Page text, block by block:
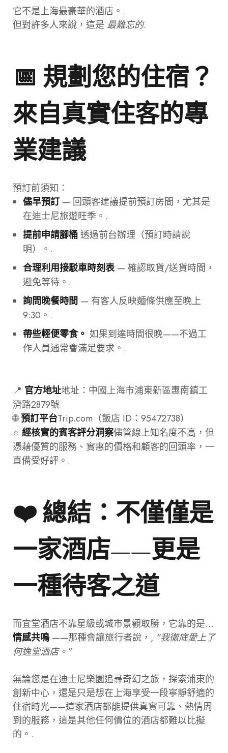
它不是上海最豪華的酒店。.
但對許多人來說，這是 最難忘的.
📅 規劃您的住宿？
來自真實住客的專
業建議
預訂前須知：
儘早預訂— 回頭客建議提前預訂房間，尤其是
在迪士尼旅遊旺季。.
提前申請腳桶透過前台辦理（預訂時請說
明）。.
合理利用接駁車時刻表— 確認取貨/送貨時間，
避免等待。.
詢問晚餐時間 — 有客人反映麵條供應至晚上
9:30。.
帶些輕便零食。 如果到達時間很晚——不過工
作人員通常會滿足要求。.
📍 官方地址地址：中國上海市浦東新區惠南鎮工
濟路2879號
🌐預訂平台Trip.com（飯店 ID：95472738）
⭐ 經核實的賓客評分洞察儘管線上知名度不高，但
憑藉優質的服務、實惠的價格和顧客的回頭率，一
直備受好評。.
❤️ 總結：不僅僅是
一家酒店——更是
一種待客之道
而宜堂酒店不靠星級或城市景觀取勝，它靠的是…
情感共鳴 ——那種會讓旅行者說，, “我徹底愛上了
何逸堂酒店。”
無論您是在迪士尼樂園追尋奇幻之旅，探索浦東的
創新中心，還是只是想在上海享受一段寧靜舒適的
住宿時光——這家酒店都能提供真實可靠、熱情周
到的服務，這是其他任何價位的酒店都難以比擬
的。.